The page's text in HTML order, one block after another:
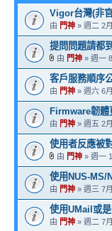
Vigor台灣(非
由 門神 » 週二 2
提問問題請都
由 門神 » 週一
客戶服務順序
由 門神 » 週六 6
Firmware韌體
由 門神 » 週五 2
使用者反應被
由 門神 » 週一
使用NUS-MS/
由 門神 » 週三 7
使用UMail或
由 門神 » 週二 7